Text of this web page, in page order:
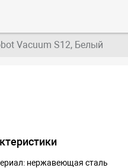
Vacuum S12, Белый
нержавеющая сталь